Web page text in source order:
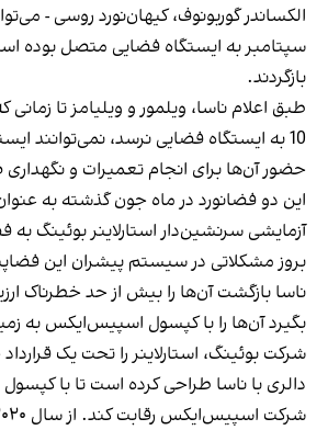
الکساندر گوربونوف، کیهان‌نورد روسی -
سپتامبر به ایستگاه فضایی متصل بوده
بازگردند.
10 به ایستگاه فضایی نرسد، نمی‌توانند
حضور آن‌ها برای انجام تعمیرات و
این دو فضانورد در ماه جون گذشته به
آزمایشی سرنشین‌دار استارلاینر بوئینگ به
بروز مشکلاتی در سیستم پیشران این
ناسا بازگشت آن‌ها را بیش از حد خطرناک
بگیرد آن‌ها را با کپسول اسپیس‌ایکس به
شرکت بوئینگ، استارلاینر را تحت یک